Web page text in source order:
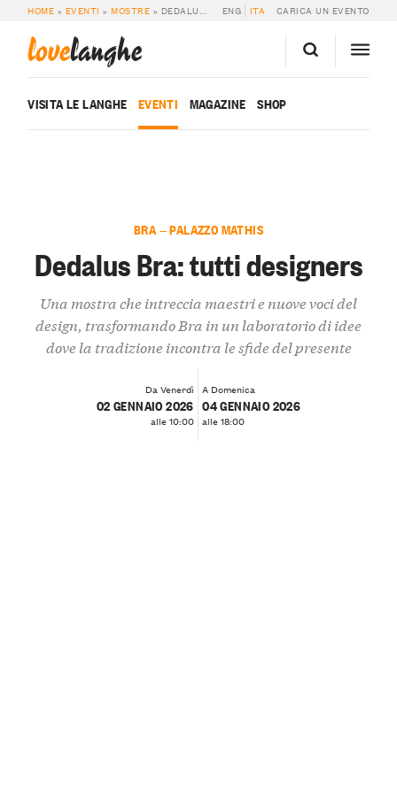
HOME » EVENTI »MOSTRE » DEDALUS BRA: TUTTI DESIGNERS ENG ITA CARICA UN EVENTO
lovelanghe
VISITA LE LANGHE EVENTI MAGAZINE SHOP
BRA — PALAZZO MATHIS
Dedalus Bra: tutti designers
Una mostra che intreccia maestri e nuove voci del
design, trasformando Bra in un laboratorio di idee
dove la tradizione incontra le sfide del presente
Da Venerdì
02 GENNAIO 2026
alle 10:00
A Domenica
04 GENNAIO 2026
alle 18:00